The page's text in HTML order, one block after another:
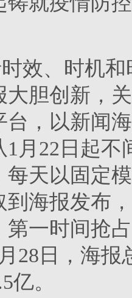
效、时机
大胆创新，
台，以新闻
1月22日起
每天以固定
到海报发布
第一时间抢
28日，海
亿。